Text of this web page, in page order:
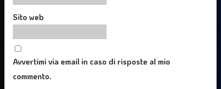
Sito web
Avvertimi via email in caso di risposte al mio
commento.